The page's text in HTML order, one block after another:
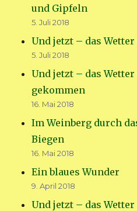
und Gipfeln
5. Juli 2018
Und jetzt – das
5. Juli 2018
Und jetzt – das
gekommen
16. Mai 2018
Im Weinberg durch
Biegen
16. Mai 2018
Ein blaues Wunder
9. April 2018
Und jetzt – das